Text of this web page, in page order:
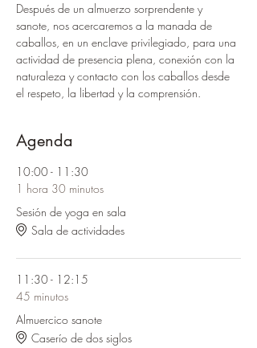
Después de un almuerzo sorprendente y
sanote, nos acercaremos a la manada de
caballos, en un enclave privilegiado, para una
actividad de presencia plena, conexión con la
naturaleza y contacto con los caballos desde
el respeto, la libertad y la comprensión.
Agenda
10:00 - 11:30
1 hora 30 minutos
Sesión de yoga en sala
Sala de actividades
11:30 - 12:15
45 minutos
Almuercico sanote
Caserío de dos siglos